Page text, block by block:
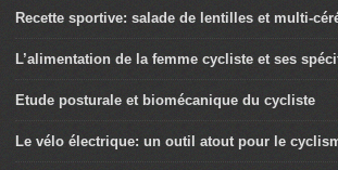
Recette sportive: salade de lentilles et multi-
L’alimentation de la femme cycliste et ses
Etude posturale et biomécanique du cycliste
Le vélo électrique: un outil atout pour le